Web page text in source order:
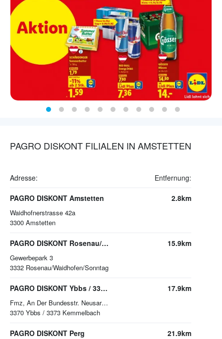
PAGRO DISKONT FILIALEN IN AMSTETTEN
Adresse: Entfernung:
PAGRO DISKONT Amstetten
Waidhofnerstrasse 42a
3300 Amstetten
2.8km
PAGRO DISKONT Rosenau/Waidhofen/Sonntag
Gewerbepark 3
3332 Rosenau/Waidhofen/Sonntag
15.9km
PAGRO DISKONT Ybbs / 3373 Kemmelbach
Fmz, An Der Bundesstr. Neusarling 131
3370 Ybbs / 3373 Kemmelbach
17.9km
PAGRO DISKONT Perg 21.9km